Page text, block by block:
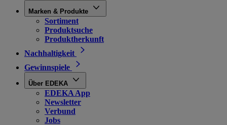
Marken & Produkte
Sortiment
Produktsuche
Produktherkunft
Nachhaltigkeit
Gewinnspiele
Über EDEKA
EDEKA App
Newsletter
Verbund
Jobs